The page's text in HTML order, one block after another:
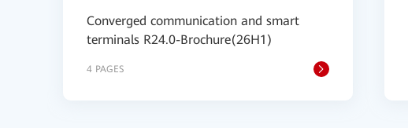
Converged communication and smart
terminals R24.0-Brochure(26H1)
4 PAGES